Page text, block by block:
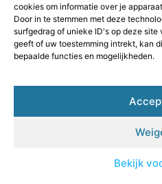
cookies om informatie over je
Door in te stemmen met deze
surfgedrag of unieke ID's op deze
geeft of uw toestemming intrekt, kan
bepaalde functies en mogelijkheden.
Bekijk